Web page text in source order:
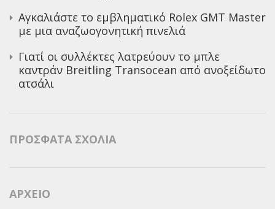
Αγκαλιάστε το εμβληματικό Rolex GMT Master
με μια αναζωογονητική πινελιά
Γιατί οι συλλέκτες λατρεύουν το μπλε
καντράν Breitling Transocean από ανοξείδωτο
ατσάλι
ΠΡΌΣΦΑΤΑ ΣΧΌΛΙΑ
ΑΡΧΕΊΟ